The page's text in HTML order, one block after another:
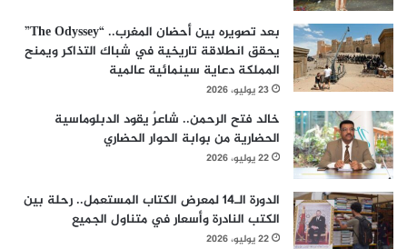
بعد تصويره بين أحضان المغرب.. “The Odyssey”
يحقق انطلاقة تاريخية في شباك التذاكر ويمنح
المملكة دعاية سينمائية عالمية
23 يوليو، 2026
خالد فتح الرحمن.. شاعرٌ يقود الدبلوماسية
الحضارية من بوابة الحوار الحضاري
22 يوليو، 2026
الدورة الـ14 لمعرض الكتاب المستعمل.. رحلة بين
الكتب النادرة وأسعار في متناول الجميع
22 يوليو، 2026